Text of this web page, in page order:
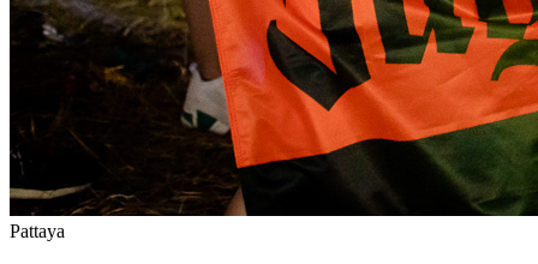
Pattaya